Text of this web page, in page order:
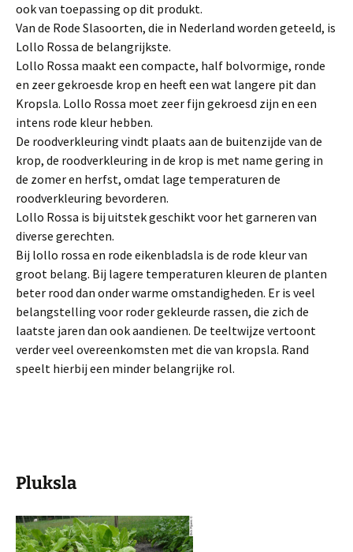
ook van toepassing op dit produkt.
Van de Rode Slasoorten, die in Nederland worden geteeld, is
Lollo Rossa de be­langrijkste.
Lollo Rossa maakt een compacte, half bolvormige, ronde
en zeer gekroesde krop en heeft een wat langere pit dan
Kropsla. Lollo Rossa moet zeer fijn gekroesd zijn en een
intens rode kleur hebben.
De roodverkleuring vindt plaats aan de buitenzijde van de
krop, de roodverkleu­ring in de krop is met name gering in
de zomer en herfst, omdat lage tempera­turen de
roodverkleuring bevorderen.
Lollo Rossa is bij uitstek geschikt voor het garneren van
diverse gerechten.
Bij lollo rossa en rode eikenbladsla is de rode kleur van
groot be­lang. Bij lagere temperaturen kleuren de planten
beter rood dan onder warme omstandigheden. Er is veel
belangstelling voor roder gekleurde rassen, die zich de
laatste jaren dan ook aandienen. De teeltwijze vertoont
verder veel overeenkom­sten met die van kropsla. Rand
speelt hierbij een minder belangrijke rol.
Pluksla